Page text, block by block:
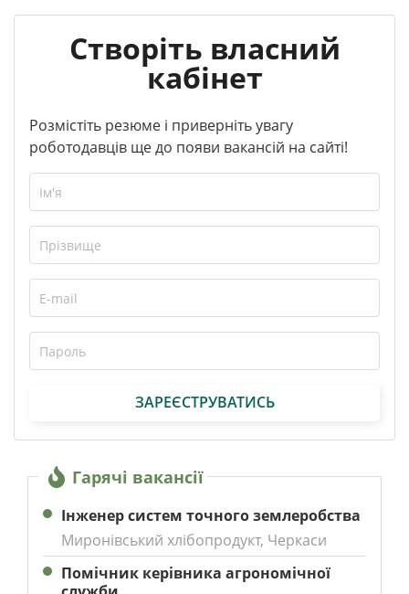
Створіть власний
кабінет
Розмістіть резюме і приверніть увагу
роботодавців ще до появи вакансій на сайті!
ЗАРЕЄСТРУВАТИСЬ
Гарячі вакансії
Інженер систем точного землеробства
Миронівський хлібопродукт, Черкаси
Помічник керівника агрономічної